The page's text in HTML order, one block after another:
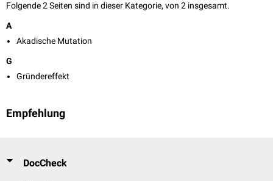
Folgende 2 Seiten sind in dieser Kategorie, von 2 insgesamt.
A
Akadische Mutation
G
Gründereffekt
Empfehlung
DocCheck